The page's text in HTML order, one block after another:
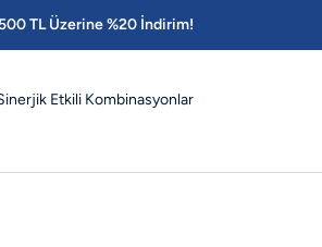
TL Üzerine %20 İndirim!